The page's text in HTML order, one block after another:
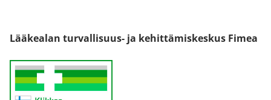
Lääkealan turvallisuus- ja kehittämiskeskus Fimea